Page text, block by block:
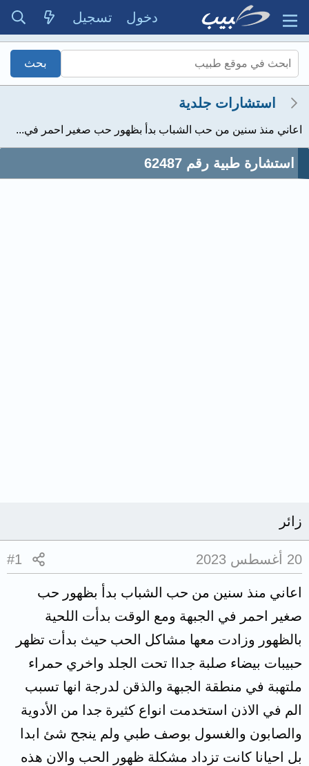
دخول تسجيل
استشارات جلدية
اعاني منذ سنين من حب الشباب بدأ بظهور حب صغير احمر في...
استشارة طبية رقم 62487
زائر
20 أغسطس 2023 #1
اعاني منذ سنين من حب الشباب بدأ بظهور حب
صغير احمر في الجبهة ومع الوقت بدأت اللحية
بالظهور وزادت معها مشاكل الحب حيث بدأت تظهر
حبيبات بيضاء صلبة جداا تحت الجلد واخري حمراء
ملتهبة في منطقة الجبهة والذقن لدرجة انها تسبب
الم في الاذن استخدمت انواع كثيرة جدا من الأدوية
والصابون والغسول بوصف طبي ولم ينجح شئ ابدا
بل احيانا كانت تزداد مشكلة ظهور الحب والان هذه